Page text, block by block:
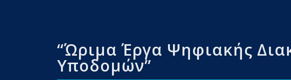
“Ώριμα Έργα Ψηφιακής
Υποδομών”